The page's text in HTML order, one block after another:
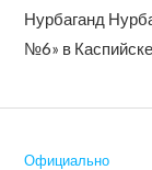
Нурбаганд
№6» в
Официально